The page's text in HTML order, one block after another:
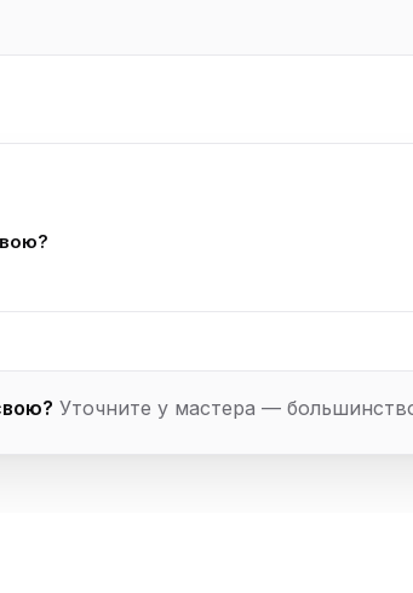
Уточните у мастера —